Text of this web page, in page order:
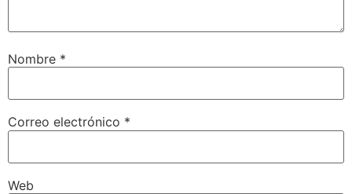
Nombre *
Correo electrónico *
Web